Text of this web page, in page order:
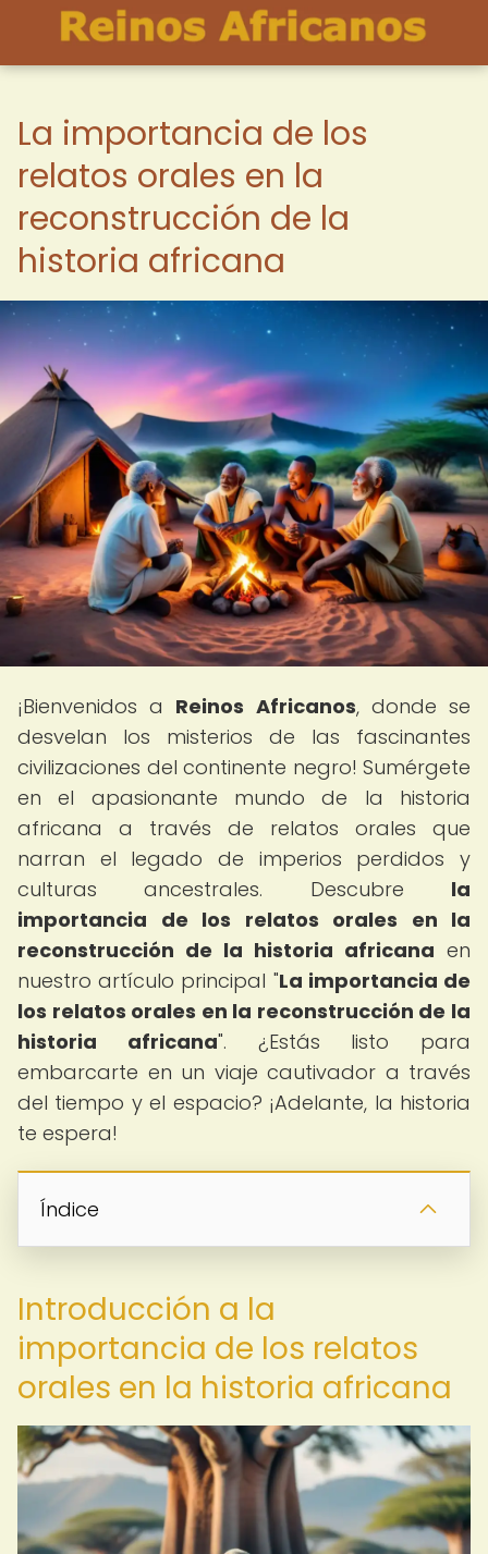
La importancia de los
relatos orales en la
reconstrucción de la
historia africana
¡Bienvenidos a Reinos Africanos, donde se
desvelan los misterios de las fascinantes
civilizaciones del continente negro! Sumérgete
en el apasionante mundo de la historia
africana a través de relatos orales que
narran el legado de imperios perdidos y
culturas ancestrales. Descubre la
importancia de los relatos orales en la
reconstrucción de la historia africana en
nuestro artículo principal "La importancia de
los relatos orales en la reconstrucción de la
historia africana". ¿Estás listo para
embarcarte en un viaje cautivador a través
del tiempo y el espacio? ¡Adelante, la historia
te espera!
Índice
Introducción a la
importancia de los relatos
orales en la historia africana